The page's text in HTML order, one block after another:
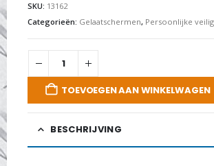
SKU: 13162
Categorieën: Gelaatschermen, Persoonlijke
TOEVOEGEN AAN WINKELWAGEN
BESCHRIJVING